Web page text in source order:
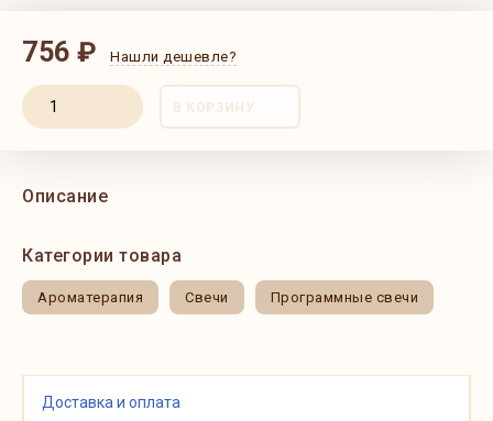
756 ₽ Нашли дешевле?
В КОРЗИНУ
Описание
Категории товара
Ароматерапия Свечи Программные свечи
Доставка и оплата